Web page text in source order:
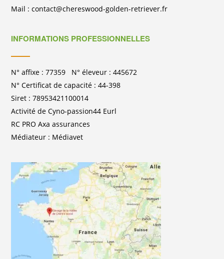
Mail : contact@chereswood-golden-retriever.fr
INFORMATIONS PROFESSIONNELLES
N° affixe : 77359 N° éleveur : 445672
N° Certificat de capacité : 44-398
Siret : 78953421100014
Activité de Cyno-passion44 Eurl
RC PRO Axa assurances
Médiateur : Médiavet